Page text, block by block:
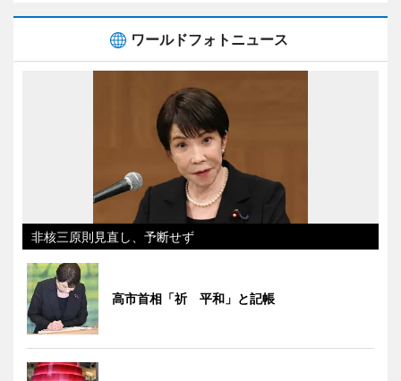
ワールドフォトニュース
非核三原則見直し、予断せず
高市首相「祈 平和」と記帳